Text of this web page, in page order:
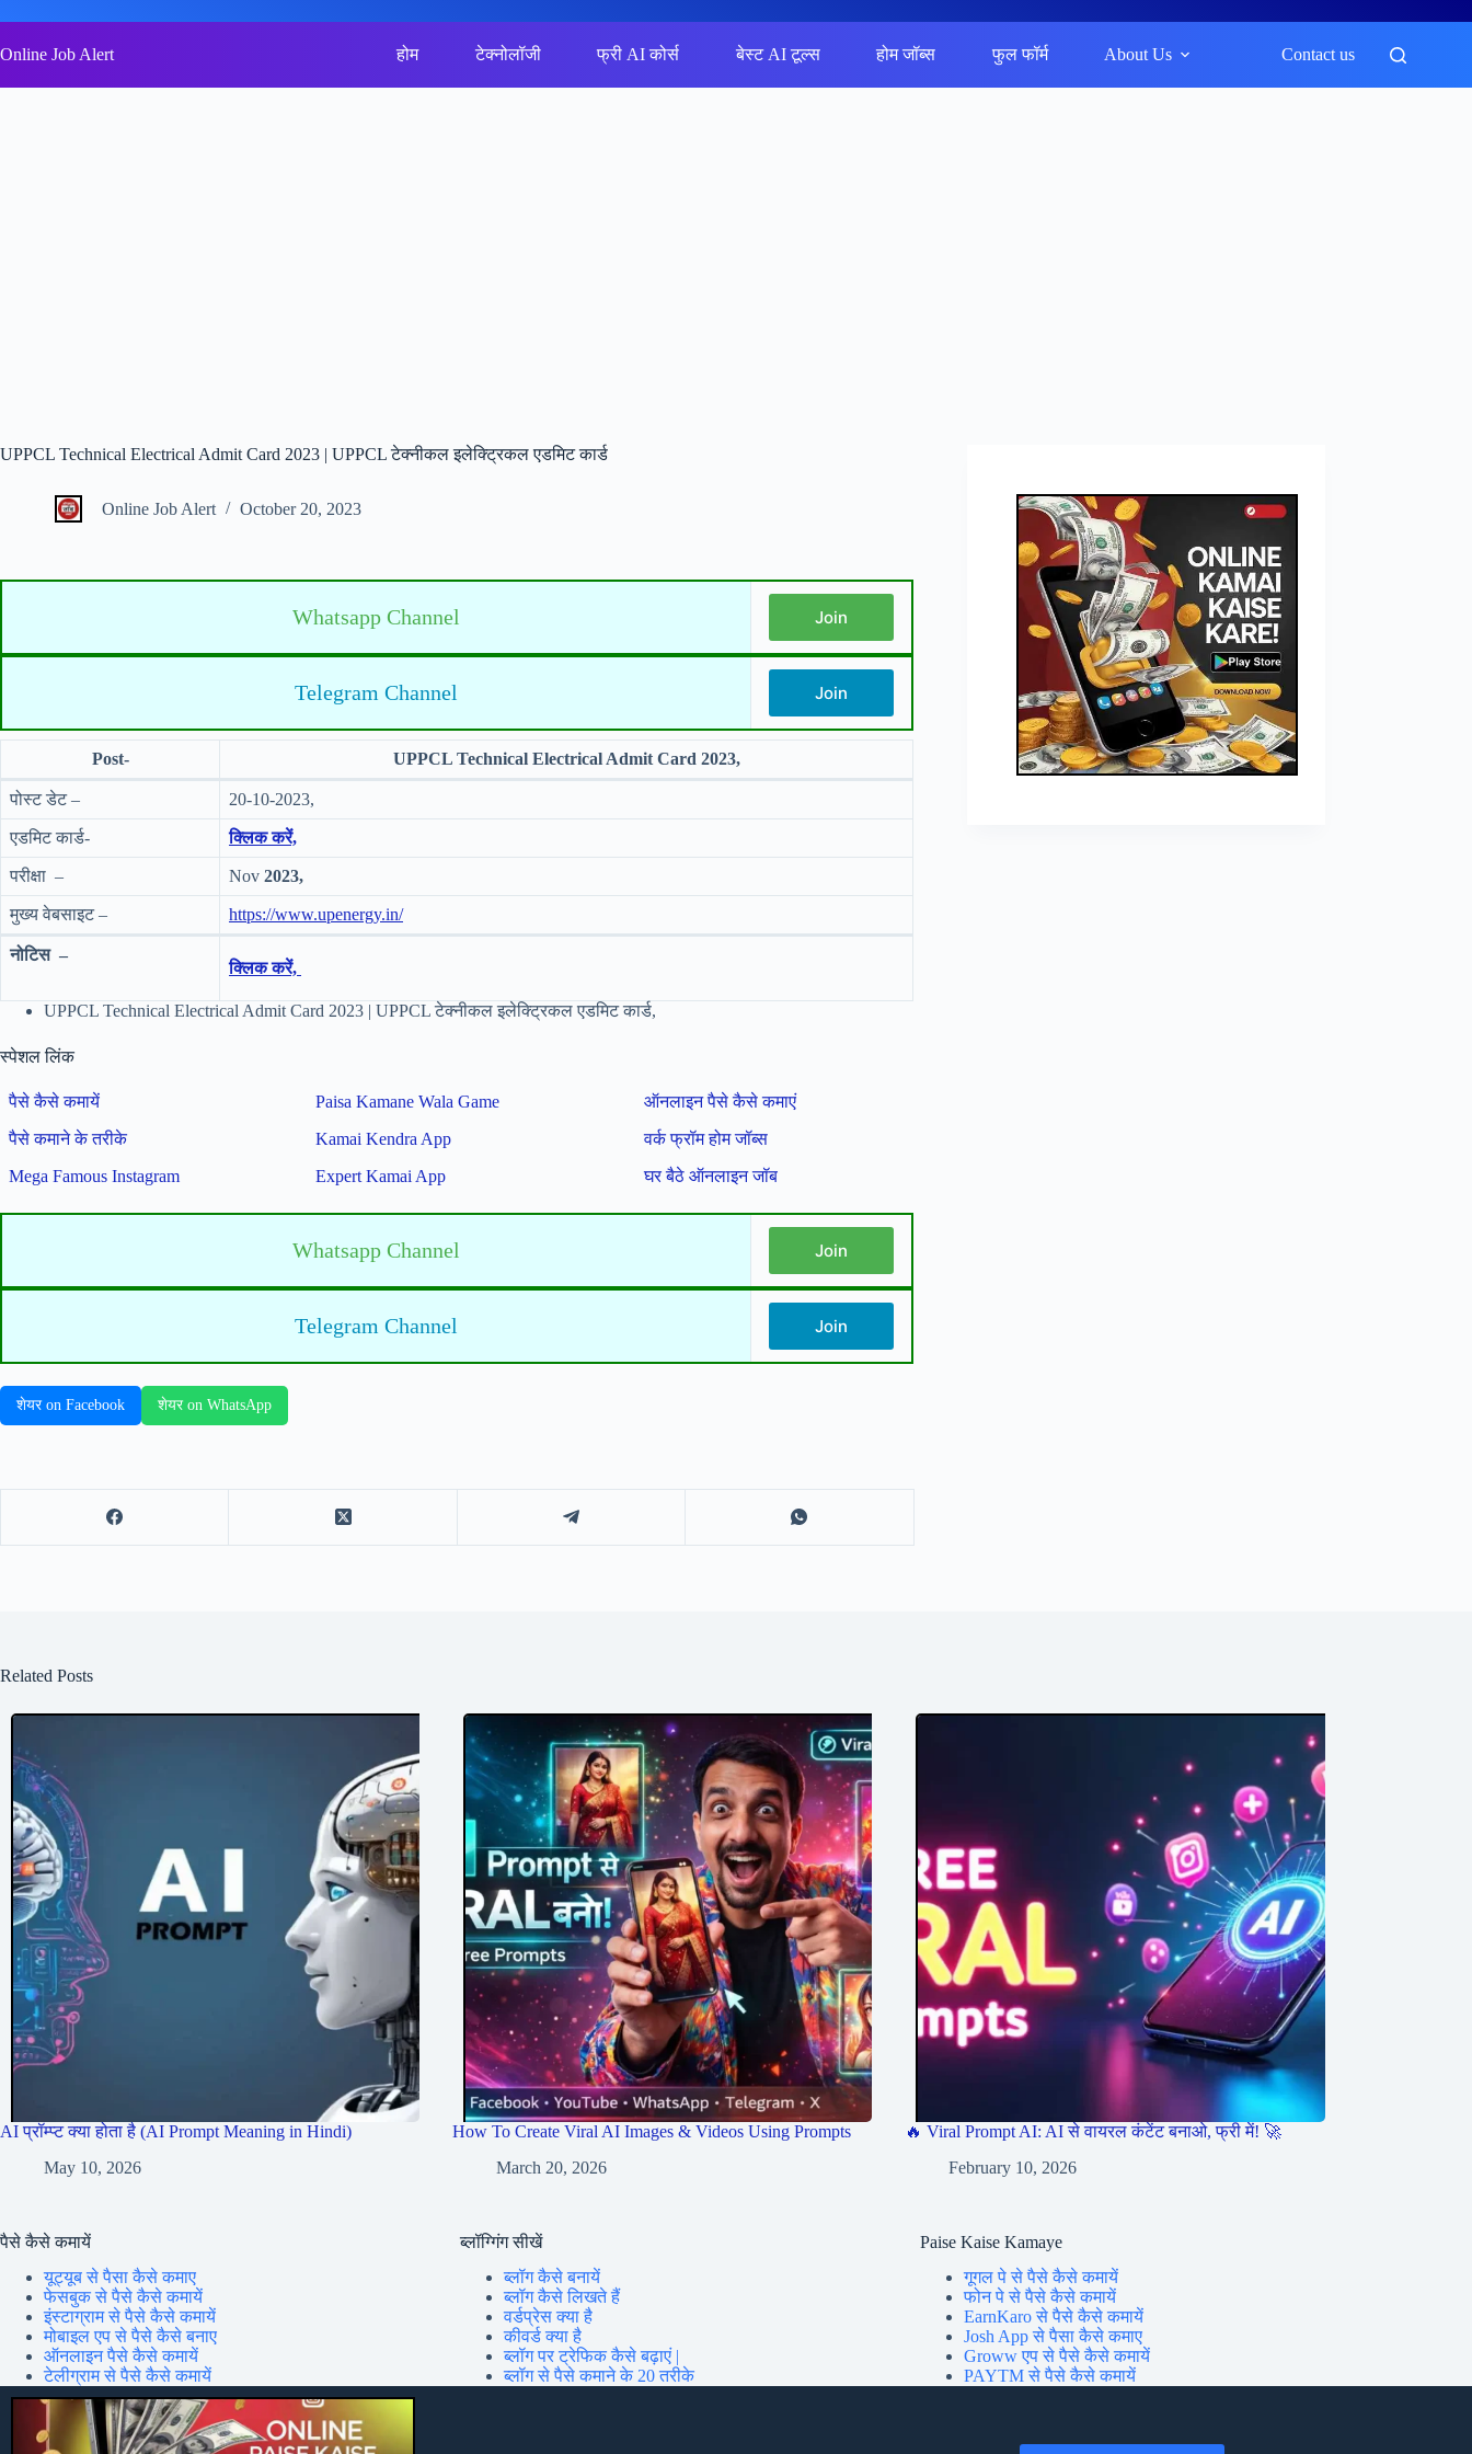
to
content
Online Job Alert होम टेक्नोलॉजी फ्री AI कोर्स बेस्ट AI टूल्स होम जॉब्स फुल फॉर्म About Us Contact us
UPPCL Technical Electrical Admit Card 2023 | UPPCL टेक्नीकल इलेक्ट्रिकल एडमिट कार्ड
Online Job Alert October 20, 2023
Whatsapp Channel Join
Telegram Channel Join
Post- UPPCL Technical Electrical Admit Card 2023,
पोस्ट डेट – 20-10-2023,
एडमिट कार्ड- क्लिक करें,
परीक्षा – Nov 2023,
मुख्य वेबसाइट – https://www.upenergy.in/
नोटिस –
क्लिक करें,
UPPCL Technical Electrical Admit Card 2023 | UPPCL टेक्नीकल इलेक्ट्रिकल एडमिट कार्ड,
स्पेशल लिंक
पैसे कैसे कमायें Paisa Kamane Wala Game
ऑनलाइन पैसे कैसे कमाएं
पैसे कमाने के तरीके
Kamai Kendra App
वर्क फ्रॉम होम जॉब्स
Mega Famous Instagram
Expert Kamai App घर बैठे ऑनलाइन जॉब
Whatsapp Channel Join
Telegram Channel Join
शेयर on Facebook शेयर on WhatsApp
Related Posts
AI प्रॉम्प्ट क्या होता है (AI Prompt Meaning in Hindi)
May 10, 2026
How To Create Viral AI Images & Videos Using Prompts
March 20, 2026
🔥 Viral Prompt AI: AI से वायरल कंटेंट बनाओ, फ्री में! 🚀
February 10, 2026
पैसे कैसे कमायें
यूट्यूब से पैसा कैसे कमाए
फेसबुक से पैसे कैसे कमायें
इंस्टाग्राम से पैसे कैसे कमायें
मोबाइल एप से पैसे कैसे बनाए
ऑनलाइन पैसे कैसे कमायें
टेलीग्राम से पैसे कैसे कमायें
ब्लॉग्गिंग सीखें
ब्लॉग कैसे बनायें
ब्लॉग कैसे लिखते हैं
वर्डप्रेस क्या है
कीवर्ड क्या है
ब्लॉग पर ट्रेफिक कैसे बढ़ाएं |
ब्लॉग से पैसे कमाने के 20 तरीके
Paise Kaise Kamaye
गूगल पे से पैसे कैसे कमायें
फोन पे से पैसे कैसे कमायें
EarnKaro से पैसे कैसे कमायें
Josh App से पैसा कैसे कमाए
Groww एप से पैसे कैसे कमायें
PAYTM से पैसे कैसे कमायें